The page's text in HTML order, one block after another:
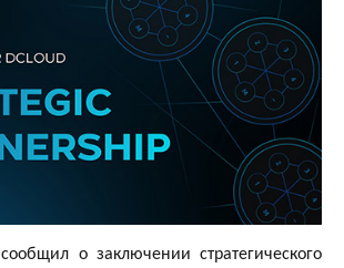
сообщил о заключении стратегического